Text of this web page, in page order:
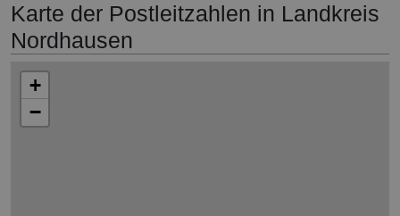
Karte der Postleitzahlen in Landkreis
Nordhausen
+
−